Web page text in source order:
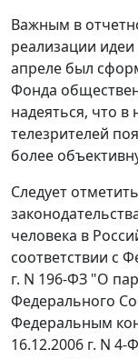
Важным в
реализации
апреле был
Фонда
надеяться, что
телезрителей
более
Следует
человека в
соответствии с
г. N 196-ФЗ "О
Федерального
Федеральным
16.12.2006 г. N